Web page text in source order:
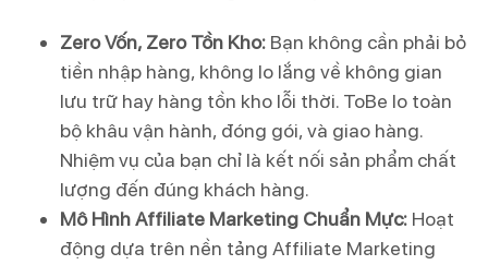
Zero Vốn, Zero Tồn Kho: Bạn không cần phải bỏ
tiền nhập hàng, không lo lắng về không gian
lưu trữ hay hàng tồn kho lỗi thời. ToBe lo toàn
bộ khâu vận hành, đóng gói, và giao hàng.
Nhiệm vụ của bạn chỉ là kết nối sản phẩm chất
lượng đến đúng khách hàng.
Mô Hình Affiliate Marketing Chuẩn Mực: Hoạt
động dựa trên nền tảng Affiliate Marketing